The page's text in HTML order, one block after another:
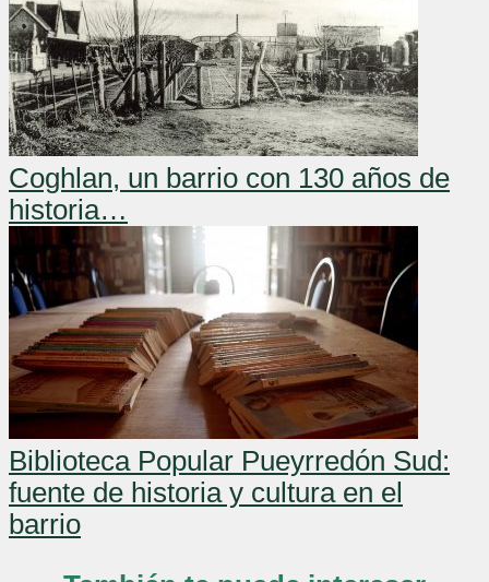
Coghlan, un barrio con 130 años de
historia…
Biblioteca Popular Pueyrredón Sud:
fuente de historia y cultura en el
barrio